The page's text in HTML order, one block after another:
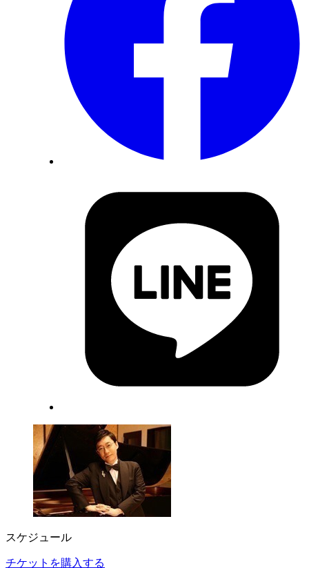
スケジュール
チケットを購入する